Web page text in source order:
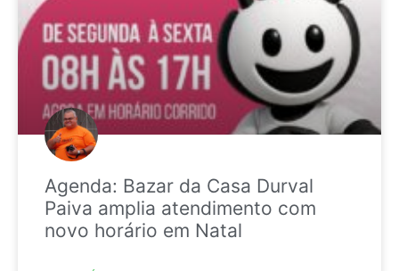
Agenda: Bazar da Casa Durval
Paiva amplia atendimento com
novo horário em Natal